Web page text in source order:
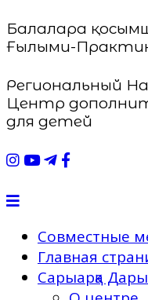
Балаларға
Ғылыми-
Региональный
Центр
для детей
Совместные
Главная
Сарыарқа